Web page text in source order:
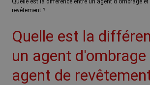
a
e
Quelle est la différence entre un agent d'ombrage
revêtement ?
Quelle est la
un agent d'ombrage
agent de